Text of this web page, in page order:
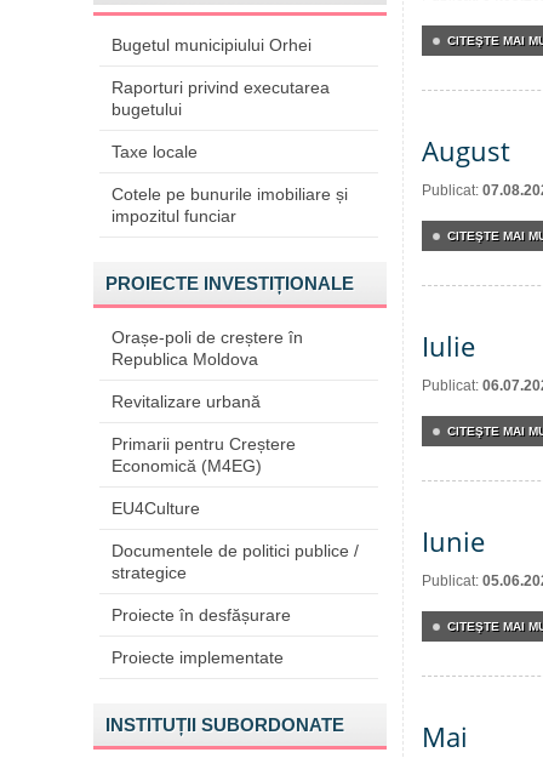
Bugetul municipiului Orhei
Raporturi privind executarea
bugetului
Taxe locale
Cotele pe bunurile imobiliare și
impozitul funciar
PROIECTE INVESTIȚIONALE
Orașe-poli de creștere în
Republica Moldova
Revitalizare urbană
Primarii pentru Creștere
Economică (M4EG)
EU4Culture
Documentele de politici publice /
strategice
Proiecte în desfășurare
Proiecte implementate
INSTITUȚII SUBORDONATE
CITEŞTE MAI
August
Publicat:
CITEŞTE MAI
Iulie
Publicat:
CITEŞTE MAI
Iunie
Publicat:
CITEŞTE MAI
Mai